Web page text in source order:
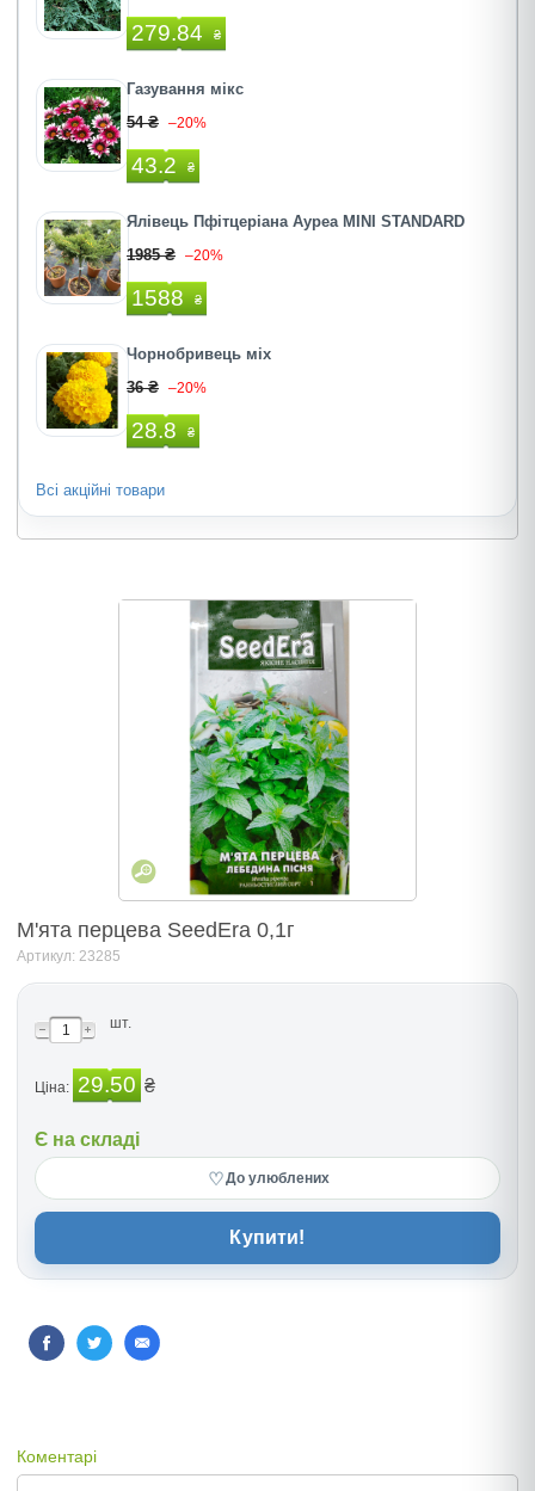
279.84 ₴
Газування мікс
54 ₴ –20%
43.2 ₴
Ялівець Пфітцеріана Ауреа MINI STANDARD
1985 ₴ –20%
1588 ₴
Чорнобривець міх
36 ₴ –20%
28.8 ₴
Всі акційні товари
М'ята перцева SeedEra 0,1г
Артикул: 23285
шт.
Ціна: 29.50 ₴
Є на складі
♡До улюблених
Купити!
Коментарі